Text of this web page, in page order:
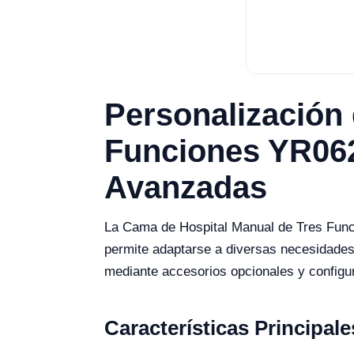
Personalización
Funciones
Avanzadas
La Cama de Hospital Manual de Tres
permite adaptarse a diversas
mediante accesorios opcionales y
Características